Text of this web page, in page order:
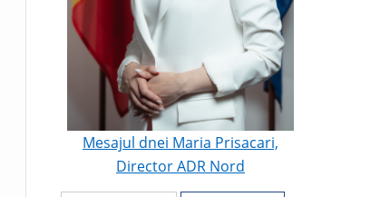
Mesajul dnei Maria Prisacari,
Director ADR Nord